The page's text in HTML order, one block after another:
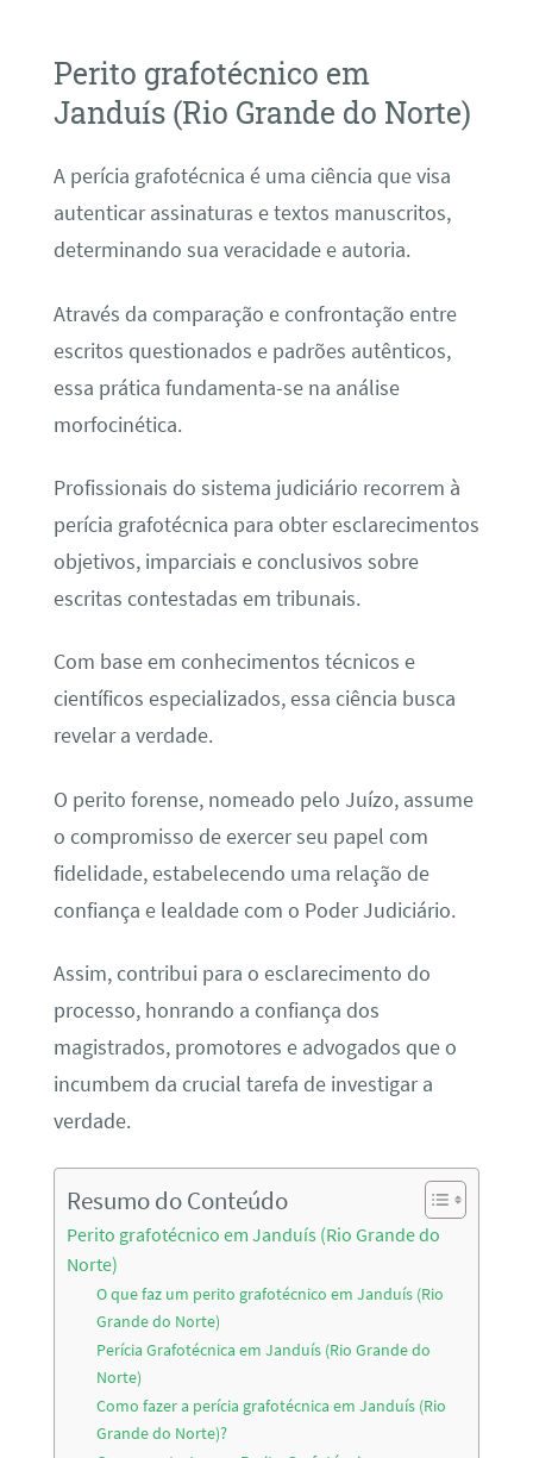
Perito grafotécnico em
Janduís (Rio Grande do Norte)
A perícia grafotécnica é uma ciência que visa
autenticar assinaturas e textos manuscritos,
determinando sua veracidade e autoria.
Através da comparação e confrontação entre
escritos questionados e padrões autênticos,
essa prática fundamenta-se na análise
morfocinética.
Profissionais do sistema judiciário recorrem à
perícia grafotécnica para obter esclarecimentos
objetivos, imparciais e conclusivos sobre
escritas contestadas em tribunais.
Com base em conhecimentos técnicos e
científicos especializados, essa ciência busca
revelar a verdade.
O perito forense, nomeado pelo Juízo, assume
o compromisso de exercer seu papel com
fidelidade, estabelecendo uma relação de
confiança e lealdade com o Poder Judiciário.
Assim, contribui para o esclarecimento do
processo, honrando a confiança dos
magistrados, promotores e advogados que o
incumbem da crucial tarefa de investigar a
verdade.
Resumo do Conteúdo
Perito grafotécnico em Janduís (Rio Grande do
Norte)
O que faz um perito grafotécnico em Janduís (Rio
Grande do Norte)
Perícia Grafotécnica em Janduís (Rio Grande do
Norte)
Como fazer a perícia grafotécnica em Janduís (Rio
Grande do Norte)?